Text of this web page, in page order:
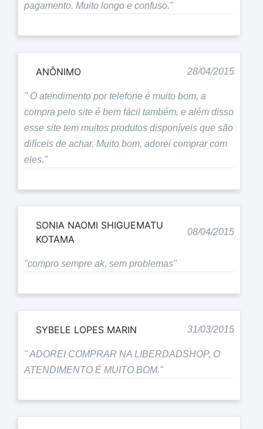
pagamento. Muito longo e confuso."
ANÔNIMO 28/04/2015
" O atendimento por telefone é muito bom, a
compra pelo site é bem fácil também, e além disso
esse site tem muitos produtos disponíveis que são
difíceis de achar. Muito bom, adorei comprar com
eles."
SONIA NAOMI SHIGUEMATU
KOTAMA
08/04/2015
"compro sempre ak, sem problemas"
SYBELE LOPES MARIN 31/03/2015
" ADOREI COMPRAR NA LIBERDADSHOP, O
ATENDIMENTO É MUITO BOM."